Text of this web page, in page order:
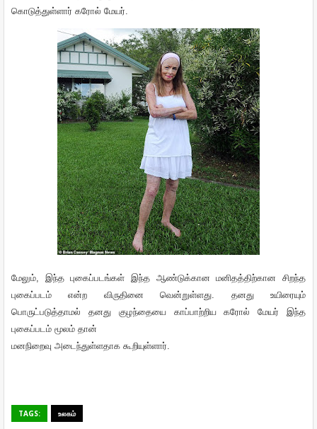
கொடுத்துள்ளார் கரோல் மேயர்.
மேலும், இந்த புகைப்படங்கள் இந்த ஆண்டுக்கான மனிதத்திற்கான
சிறந்த
புகைப்படம்
என்ற விருதினை வென்றுள்ளது. தனது
உயிரையும்
பொருட்படுத்தாமல்
தனது குழந்தையை காப்பாற்றிய கரோல் மேயர்
இந்த
புகைப்படம் மூலம் தான்
மனநிறைவு அடைந்துள்ளதாக கூறியுள்ளார்.
TAGS: உலகம்